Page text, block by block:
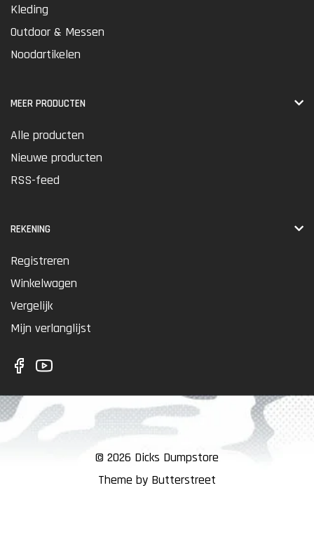
Kleding
Outdoor & Messen
Noodartikelen
MEER PRODUCTEN
Alle producten
Nieuwe producten
RSS-feed
REKENING
Registreren
Winkelwagen
Vergelijk
Mijn verlanglijst
© 2026 Dicks Dumpstore
Theme by Butterstreet